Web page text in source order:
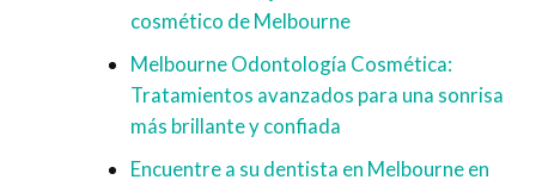
cosmético de Melbourne
Melbourne Odontología Cosmética:
Tratamientos avanzados para una sonrisa
más brillante y confiada
Encuentre a su dentista en Melbourne en